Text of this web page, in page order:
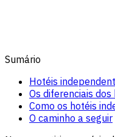
Sumário
Hotéis
Os diferenciais
Como os hotéis
O caminho a seguir